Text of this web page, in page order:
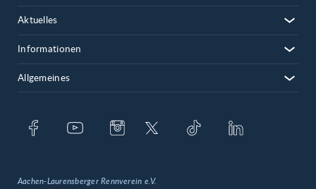
Aktuelles
Informationen
Allgemeines
Aachen-Laurensberger Rennverein e.V.